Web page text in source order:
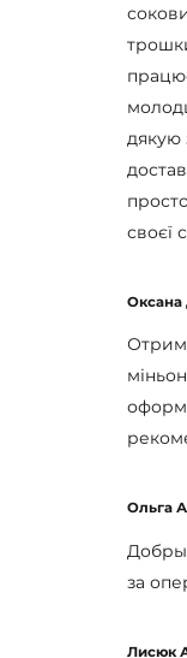
дякую
своєї
Оксана
Ольга
за
Лисюк